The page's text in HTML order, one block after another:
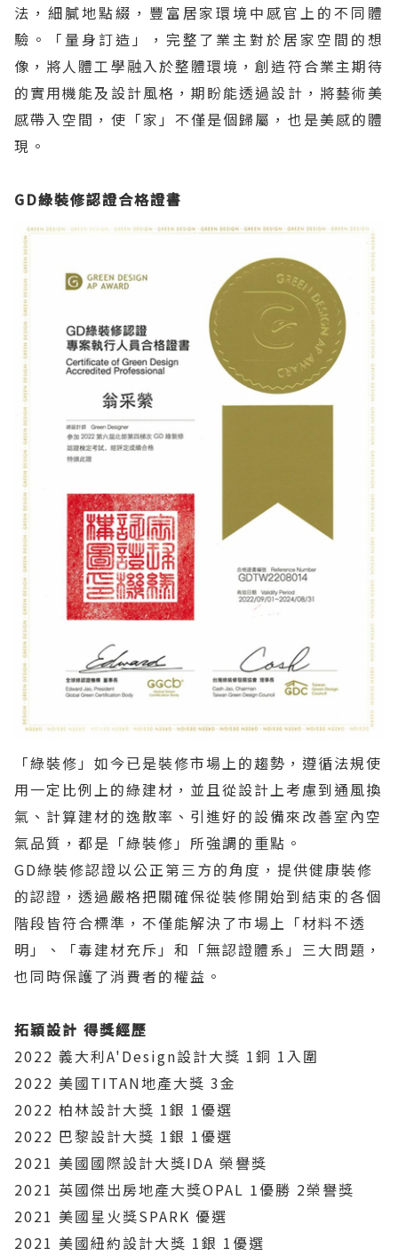
法，細膩地點綴，豐富居家環境中感官上的不同體
驗。「量身訂造」，完整了業主對於居家空間的想
像，將人體工學融入於整體環境，創造符合業主期待
的實用機能及設計風格，期盼能透過設計，將藝術美
感帶入空間，使「家」不僅是個歸屬，也是美感的體
現。
GD綠裝修認證合格證書
「綠裝修」如今已是裝修市場上的趨勢，遵循法規使
用一定比例上的綠建材，並且從設計上考慮到通風換
氣、計算建材的逸散率、引進好的設備來改善室內空
氣品質，都是「綠裝修」所強調的重點。
GD綠裝修認證以公正第三方的角度，提供健康裝修
的認證，透過嚴格把關確保從裝修開始到結束的各個
階段皆符合標準，不僅能解決了市場上「材料不透
明」、「毒建材充斥」和「無認證體系」三大問題，
也同時保護了消費者的權益。
拓穎設計 得獎經歷
2022 義大利A'Design設計大獎 1銅 1入圍
2022 美國TITAN地產大獎 3金
2022 柏林設計大獎 1銀 1優選
2022 巴黎設計大獎 1銀 1優選
2021 美國國際設計大獎IDA 榮譽獎
2021 英國傑出房地產大獎OPAL 1優勝 2榮譽獎
2021 美國星火獎SPARK 優選
2021 美國紐約設計大獎 1銀 1優選